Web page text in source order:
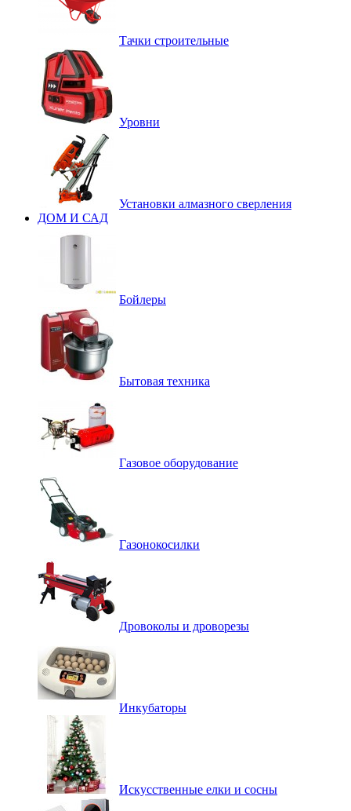
Тачки строительные
Уровни
Установки алмазного сверления
ДОМ И САД
Бойлеры
Бытовая техника
Газовое оборудование
Газонокосилки
Дровоколы и дроворезы
Инкубаторы
Искусственные елки и сосны